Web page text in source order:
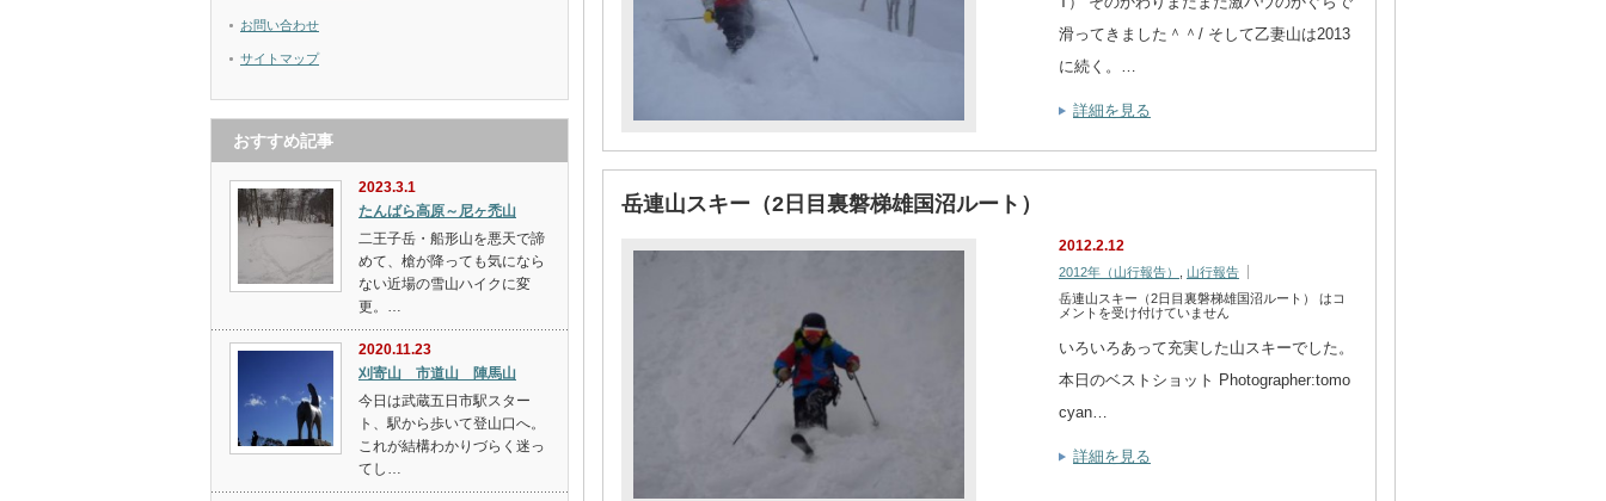
滑ってきました＾＾/ そして 乙妻山は2013
に続く。…
詳細を見る
岳連山スキー（2日目裏磐梯雄国沼ルート）
2012.2.12
2012年（山行報告）
山行報告
岳連山スキー（2日目裏磐梯雄国沼ルート） は コ
メントを受け付けていません
いろいろあって充実した山スキーでした。
本日のベストショット Photographer:tomo
cyan…
詳細を見る
お問い合わせ
サイトマップ
おすすめ記事
2023.3.1
たんばら高原～尼ヶ禿山
二王子岳・船形山を悪天で諦
めて、槍が降っても気になら
ない近場の雪山ハイクに変
更。…
2020.11.23
刈寄山 市道山 陣馬山
今日は武蔵五日市駅スター
ト、駅から歩いて登山口へ。
これが結構わかりづらく迷っ
てし…